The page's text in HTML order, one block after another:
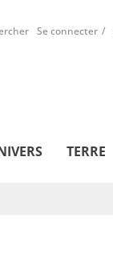
Se connecter
TERRE